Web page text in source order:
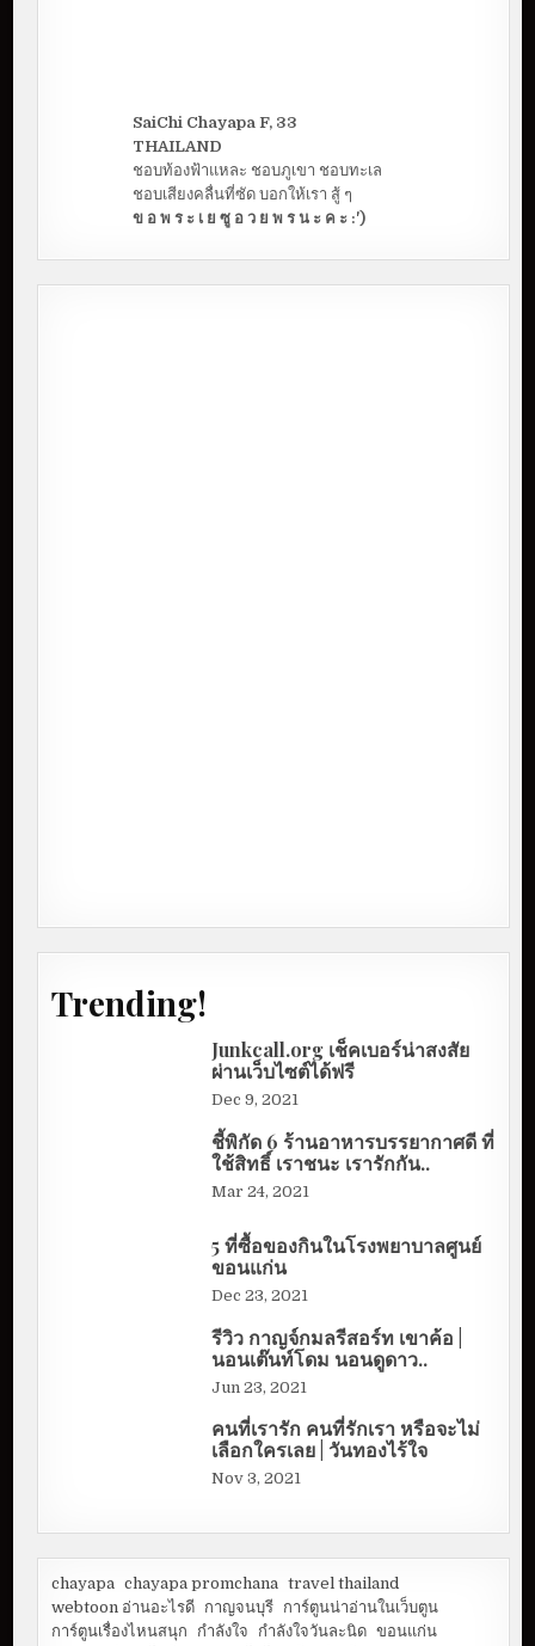
SaiChi Chayapa F, 33
THAILAND
ชอบท้องฟ้าแหละ ชอบภูเขา ชอบทะเล
ชอบเสียงคลื่นที่ซัด บอกให้เรา สู้ ๆ
ข อ พ ร ะ เ ย ซู อ ว ย พ ร น ะ ค ะ :')
Trending!
Junkcall.org เช็คเบอร์น่าสงสัย
ผ่านเว็บไซต์ได้ฟรี
Dec 9, 2021
ชี้พิกัด 6 ร้านอาหารบรรยากาศดี ที่
ใช้สิทธิ์ เราชนะ เรารักกัน..
Mar 24, 2021
5 ที่ซื้อของกินในโรงพยาบาลศูนย์
ขอนแก่น
Dec 23, 2021
รีวิว กาญจ์กมลรีสอร์ท เขาค้อ |
นอนเต๊นท์โดม นอนดูดาว..
Jun 23, 2021
คนที่เรารัก คนที่รักเรา หรือจะไม่
เลือกใครเลย | วันทองไร้ใจ
Nov 3, 2021
chayapa chayapa promchana
travel thailand
webtoon อ่านอะไรดี กาญจนบุรี การ์ตูนน่าอ่านในเว็บตูน
การ์ตูนเรื่องไหนสนุก
กำลังใจ กำลังใจวันละนิด ขอนแก่น